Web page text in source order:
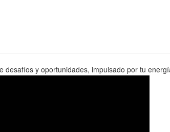
y oportunidades, impulsado por tu